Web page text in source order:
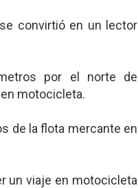
convirtió en un lector
por el norte de
motocicleta.
de la flota mercante en
un viaje en motocicleta